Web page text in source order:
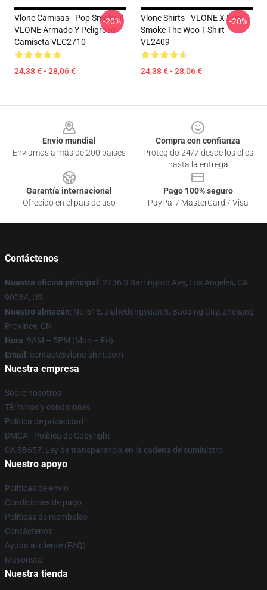
Vlone Camisas - Pop Smoke X
VLONE Armado Y Peligroso
Camiseta VLC2710
24,38 € - 28,06 €
-20%
Vlone Shirts - VLONE X Pop
Smoke The Woo T-Shirt
VL2409
24,38 € - 28,06 €
-20%
Envío mundial
Enviamos a más de 200 países
Compra con confianza
Protegido 24/7 desde los clics
hasta la entrega
Garantía internacional
Ofrecido en el país de uso
Pago 100% seguro
PayPal / MasterCard / Visa
Contáctenos
Nuestra oficina principal: 2236 S Barrington Ave, Los Angeles, CA
90064, US
Nuestro almacén: No.515, Jiahedongyuan 5, Baoding City, Zhejiang
Province, CN
Hora: 9AM – 5PM (Mon – Fri)
Email: contact@vlone-shirt.com
Nuestra empresa
Sobre nosotros
Términos y condiciones
Política de privacidad
DMCA - Política de Copyright
CA SB657: Ley de transparencia en la cadena de suministro
Nuestro apoyo
Políticas de envío
Condiciones de pago
Políticas de reembolso
Contáctenos
Ayuda al cliente (FAQ)
Mayorista
Nuestra tienda